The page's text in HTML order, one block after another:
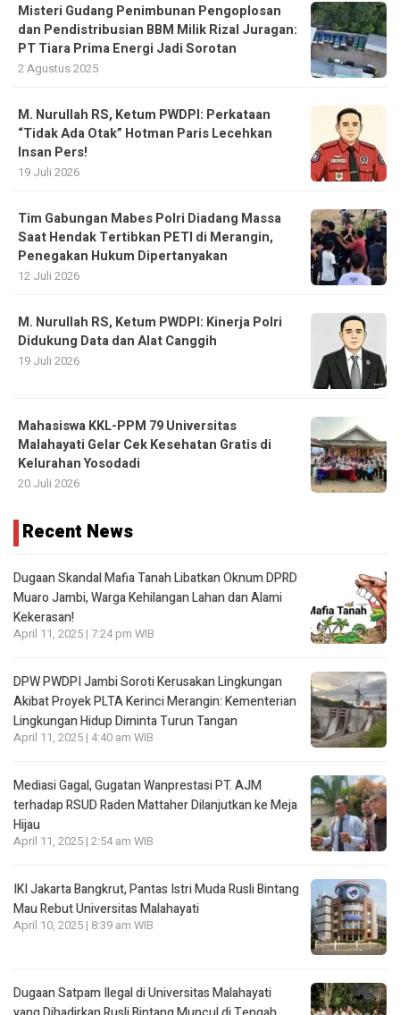
Misteri Gudang Penimbunan Pengoplosan
dan Pendistribusian BBM Milik Rizal Juragan:
PT Tiara Prima Energi Jadi Sorotan
2 Agustus 2025
M. Nurullah RS, Ketum PWDPI: Perkataan
“Tidak Ada Otak” Hotman Paris Lecehkan
Insan Pers!
19 Juli 2026
Tim Gabungan Mabes Polri Diadang Massa
Saat Hendak Tertibkan PETI di Merangin,
Penegakan Hukum Dipertanyakan
12 Juli 2026
M. Nurullah RS, Ketum PWDPI: Kinerja Polri
Didukung Data dan Alat Canggih
19 Juli 2026
Mahasiswa KKL-PPM 79 Universitas
Malahayati Gelar Cek Kesehatan Gratis di
Kelurahan Yosodadi
20 Juli 2026
Recent News
Dugaan Skandal Mafia Tanah Libatkan Oknum DPRD
Muaro Jambi, Warga Kehilangan Lahan dan Alami
Kekerasan!
April 11, 2025 | 7:24 pm WIB
DPW PWDPI Jambi Soroti Kerusakan Lingkungan
Akibat Proyek PLTA Kerinci Merangin: Kementerian
Lingkungan Hidup Diminta Turun Tangan
April 11, 2025 | 4:40 am WIB
Mediasi Gagal, Gugatan Wanprestasi PT. AJM
terhadap RSUD Raden Mattaher Dilanjutkan ke Meja
Hijau
April 11, 2025 | 2:54 am WIB
IKI Jakarta Bangkrut, Pantas Istri Muda Rusli Bintang
Mau Rebut Universitas Malahayati
April 10, 2025 | 8:39 am WIB
Dugaan Satpam Ilegal di Universitas Malahayati